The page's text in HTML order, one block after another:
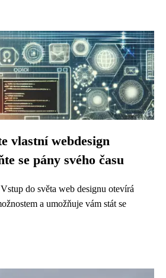
vlastní webdesign
se pány svého času
do světa web designu otevírá
a umožňuje vám stát se